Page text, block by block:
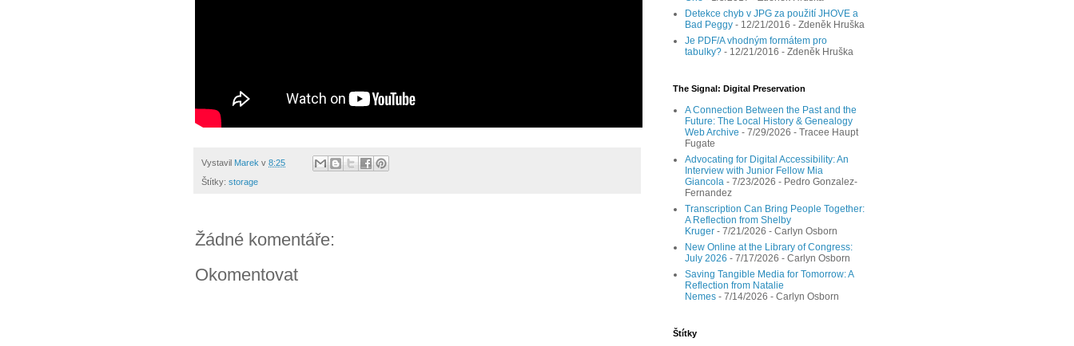
Vystavil Marek v 8:25
Štítky: storage
Žádné komentáře:
Okomentovat
Detekce chyb v JPG za použití JHOVE a
Bad Peggy - 12/21/2016 - Zdeněk Hruška
Je PDF/A vhodným formátem pro
tabulky? - 12/21/2016 - Zdeněk Hruška
The Signal: Digital Preservation
A Connection Between the Past and the
Future: The Local History & Genealogy
Web Archive - 7/29/2026 - Tracee Haupt
Fugate
Advocating for Digital Accessibility: An
Interview with Junior Fellow Mia
Giancola - 7/23/2026 - Pedro Gonzalez-
Fernandez
Transcription Can Bring People Together:
A Reflection from Shelby
Kruger - 7/21/2026 - Carlyn Osborn
New Online at the Library of Congress:
July 2026 - 7/17/2026 - Carlyn Osborn
Saving Tangible Media for Tomorrow: A
Reflection from Natalie
Nemes - 7/14/2026 - Carlyn Osborn
Štítky